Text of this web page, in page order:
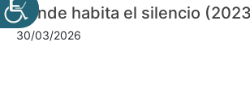
Donde habita el silencio
30/03/2026